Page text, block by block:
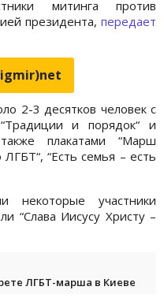
митинга против
президента, передает
2-3 десятков человек с
и порядок“ и
плакатами “Марш
“Есть семья – есть
некоторые участники
“Слава Иисусу Христу –
ЛГБТ-марша в Киеве